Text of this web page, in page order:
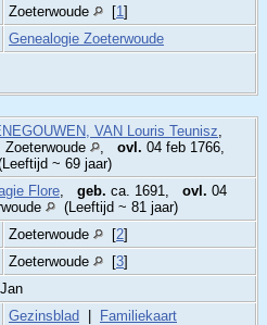
Zoeterwoude [1 ]
Genealogie Zoeterwoude
VAN Louris Teunisz
Zoeterwoude ovl. 04 feb 1766,
~ 69 jaar)
Flore geb. ca. 1691, ovl. 04
(Leeftijd ~ 81 jaar)
Zoeterwoude [2]
Zoeterwoude [3]
Gezinsblad Familiekaart